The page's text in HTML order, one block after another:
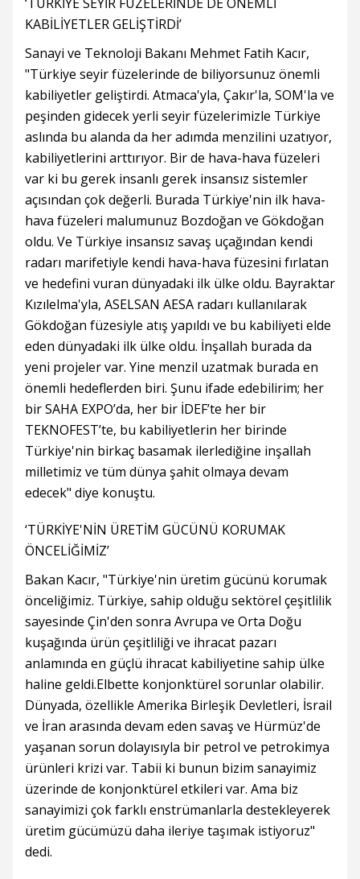
KABİLİYETLER GELİŞTİRDİ’
Sanayi ve Teknoloji Bakanı Mehmet Fatih Kacır,
"Türkiye seyir füzelerinde de biliyorsunuz önemli
kabiliyetler geliştirdi. Atmaca'yla, Çakır'la, SOM'la ve
peşinden gidecek yerli seyir füzelerimizle Türkiye
aslında bu alanda da her adımda menzilini uzatıyor,
kabiliyetlerini arttırıyor. Bir de hava-hava füzeleri
var ki bu gerek insanlı gerek insansız sistemler
açısından çok değerli. Burada Türkiye'nin ilk hava-
hava füzeleri malumunuz Bozdoğan ve Gökdoğan
oldu. Ve Türkiye insansız savaş uçağından kendi
radarı marifetiyle kendi hava-hava füzesini fırlatan
ve hedefini vuran dünyadaki ilk ülke oldu. Bayraktar
Kızılelma'yla, ASELSAN AESA radarı kullanılarak
Gökdoğan füzesiyle atış yapıldı ve bu kabiliyeti elde
eden dünyadaki ilk ülke oldu. İnşallah burada da
yeni projeler var. Yine menzil uzatmak burada en
önemli hedeflerden biri. Şunu ifade edebilirim; her
bir SAHA EXPO’da, her bir İDEF’te her bir
TEKNOFEST’te, bu kabiliyetlerin her birinde
Türkiye'nin birkaç basamak ilerlediğine inşallah
milletimiz ve tüm dünya şahit olmaya devam
edecek" diye konuştu.
‘TÜRKİYE'NİN ÜRETİM GÜCÜNÜ KORUMAK
ÖNCELİĞİMİZ’
Bakan Kacır, "Türkiye'nin üretim gücünü korumak
önceliğimiz. Türkiye, sahip olduğu sektörel çeşitlilik
sayesinde Çin'den sonra Avrupa ve Orta Doğu
kuşağında ürün çeşitliliği ve ihracat pazarı
anlamında en güçlü ihracat kabiliyetine sahip ülke
haline geldi.Elbette konjonktürel sorunlar olabilir.
Dünyada, özellikle Amerika Birleşik Devletleri, İsrail
ve İran arasında devam eden savaş ve Hürmüz'de
yaşanan sorun dolayısıyla bir petrol ve petrokimya
ürünleri krizi var. Tabii ki bunun bizim sanayimiz
üzerinde de konjonktürel etkileri var. Ama biz
sanayimizi çok farklı enstrümanlarla destekleyerek
üretim gücümüzü daha ileriye taşımak istiyoruz"
dedi.